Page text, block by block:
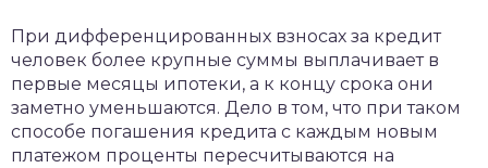
При дифференцированных взносах за кредит
человек более крупные суммы выплачивает в
первые месяцы ипотеки, а к концу срока они
заметно уменьшаются. Дело в том, что при таком
способе погашения кредита с каждым новым
платежом проценты пересчитываются на